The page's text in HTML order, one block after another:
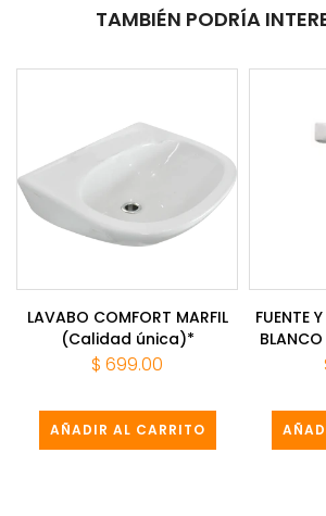
TAMBIÉN PODRÍA
LAVABO COMFORT MARFIL
(Calidad única)*
$ 699.00
AÑADIR AL CARRITO
FUENTE